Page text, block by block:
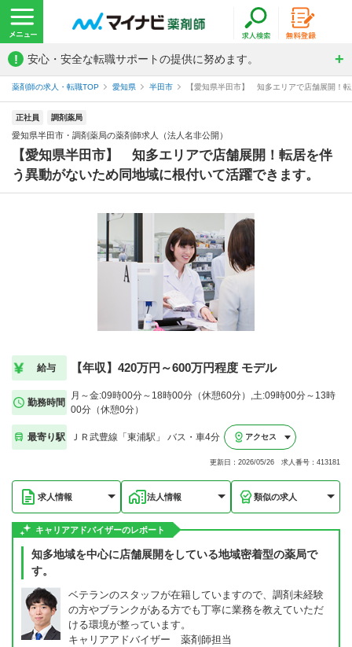
! 安心・安全な転職サポートの提供に努めます。
薬剤師の求人・転職TOP 愛知県 半田市 【愛知県半田市】 知多エリアで店舗展開！
正社員 調剤薬局
愛知県半田市・調剤薬局の薬剤師求人（法人名非公開）
【愛知県半田市】 知多エリアで店舗展開！転居を伴
う異動がないため同地域に根付いて活躍できます。
給与 【年収】420万円～600万円程度 モデル
勤務時間
月～金:09時00分～18時00分（休憩60分）,土:09時00分～13時
00分（休憩0分）
最寄り駅 ＪＲ武豊線「東浦駅」 バス・車4分 アクセス
更新日：2026/05/26 求人番号：413181
求人情報 法人情報 類似の求人
キャリアアドバイザーのレポート
知多地域を中心に店舗展開をしている地域密着型の薬局で
す。
ベテランのスタッフが在籍していますので、調剤未経験
の方やブランクがある方でも丁寧に業務を教えていただ
ける環境が整っています。
キャリアアドバイザー 薬剤師担当